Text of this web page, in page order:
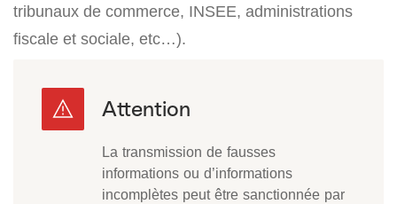
tribunaux de commerce, INSEE, administrations
fiscale et sociale, etc…).
La transmission de fausses
informations ou d’informations
incomplètes peut être sanctionnée par